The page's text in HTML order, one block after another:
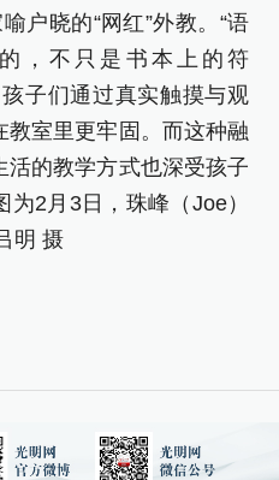
户晓的“网红”外教。“语
，不只是书本上的符
子们通过真实触摸与观
室里更牢固。而这种融
活的教学方式也深受孩子
2月3日，珠峰（Joe）
明 摄